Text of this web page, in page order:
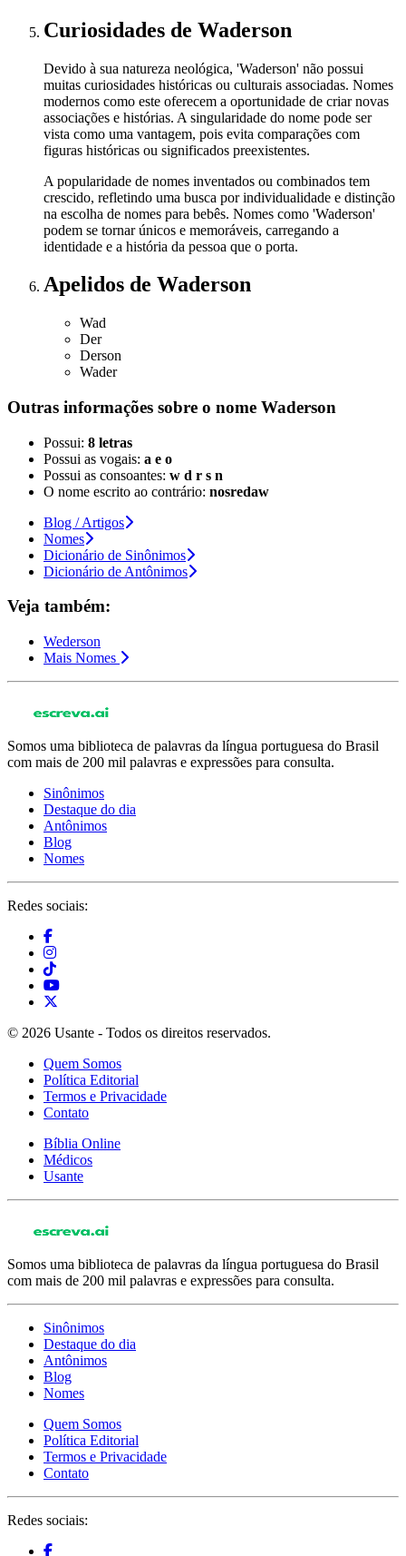
Curiosidades de Waderson
Devido à sua natureza neológica, 'Waderson' não possui
muitas curiosidades históricas ou culturais associadas. Nomes
modernos como este oferecem a oportunidade de criar novas
associações e histórias. A singularidade do nome pode ser
vista como uma vantagem, pois evita comparações com
figuras históricas ou significados preexistentes.
A popularidade de nomes inventados ou combinados tem
crescido, refletindo uma busca por individualidade e distinção
na escolha de nomes para bebês. Nomes como 'Waderson'
podem se tornar únicos e memoráveis, carregando a
identidade e a história da pessoa que o porta.
Apelidos de Waderson
Wad
Der
Derson
Wader
Outras informações sobre o nome Waderson
Possui: 8 letras
Possui as vogais: a e o
Possui as consoantes: w d r s n
O nome escrito ao contrário: nosredaw
Blog / Artigos
Nomes
Dicionário de Sinônimos
Dicionário de Antônimos
Veja também:
Wederson
Mais Nomes
Somos uma biblioteca de palavras da língua portuguesa do Brasil
com mais de 200 mil palavras e expressões para consulta.
Sinônimos
Destaque do dia
Antônimos
Blog
Nomes
Redes sociais:
© 2026 Usante - Todos os direitos reservados.
Quem Somos
Política Editorial
Termos e Privacidade
Contato
Bíblia Online
Médicos
Usante
Somos uma biblioteca de palavras da língua portuguesa do Brasil
com mais de 200 mil palavras e expressões para consulta.
Sinônimos
Destaque do dia
Antônimos
Blog
Nomes
Quem Somos
Política Editorial
Termos e Privacidade
Contato
Redes sociais: